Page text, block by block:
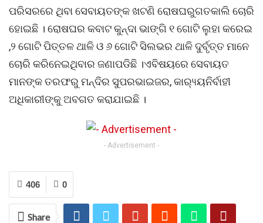
ପରିସରରେ ଥିବା ସେବାୟତଙ୍କ ଖଟଣି ରୋଷଘରୁଗତକାଲି ଚୋରି
ହୋଇଛି । ରୋଷଘର କବାଟ କୁନ୍ଦା ଭାଙ୍ଗି ୧ ଗୋଟି ଲୁହା କରେଇ
,୨ ଗୋଟି ପିତ୍ତଳ ଥାଳି ଓ ୬ ଗୋଟି ସିଲଭର ଥାଳି ଦୁର୍ବୃତ୍ତ ମାନେ
ଚୋରି କରିନେଇଥିବାର ଜଣାପଡିଛି ।ଏବିଷୟରେ ସେବାୟତ
ମାନଙ୍କ ତରଫରୁ ମନ୍ଦିର ସୁପରଭାଇଜର, କାର‌୍ୟ୍ୟନିର୍ବାହୀ
ଅଧିକାରୀଙ୍କୁ ଅବଗତ କରାଯାଇଛି ।
- Advertisement -
0
406
Share